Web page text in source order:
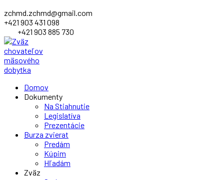
zchmd.zchmd@gmail.com
+421 903 431 098
+421 903 885 730
ProfileDomov
Dokumenty
Na Stiahnutie
Legislatíva
Prezentácie
Burza zvierat
Predám
Kúpim
Hľadám
Zväz